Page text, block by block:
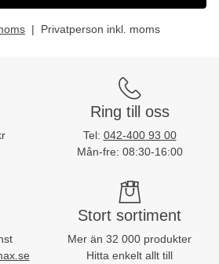
Privatperson inkl. moms
Ring till oss
Tel: 042-400 93 00
Mån-fre: 08:30-16:00
Stort sortiment
Mer än 32 000 produkter
Hitta enkelt allt till